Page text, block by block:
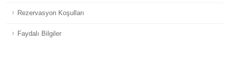
Rezervasyon Koşulları
Faydalı Bilgiler